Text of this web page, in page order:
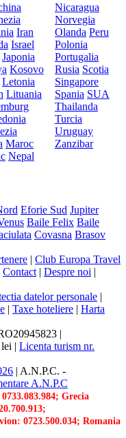
Iran
Israel
Japonia
Kosovo
Letonia
Lituania
Maroc
Nepal
Nicaragua
Norvegia
Olanda Peru
Polonia
Portugalia
Rusia Scotia
Singapore
Spania SUA
Thailanda
Turcia
Uruguay
Zanzibar
Eforie Sud Jupiter
Baile Felix Baile
Covasna Brasov
| Club Europa Travel
Contact | Despre noi |
datelor personale |
| Taxe hoteliere | Harta
|
| Licenta turism nr.
| A.N.P.C. -
A.N.P.C
Grecia
0723.500.034; Romania